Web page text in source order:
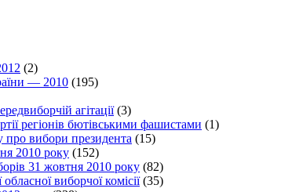
(2)
— 2010 (195)
агітації(3)
регіонів бютівськими фашистами (1)
вибори президента (15)
2010 року (152)
31 жовтня 2010 року (82)
виборчої комісії(35)